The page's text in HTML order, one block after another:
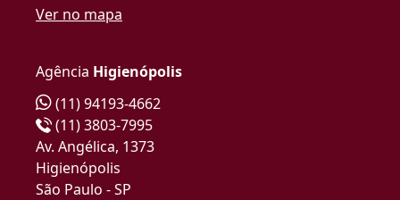
Ver no mapa
Agência Higienópolis
(11) 94193-4662
(11) 3803-7995
Av. Angélica, 1373
Higienópolis
São Paulo - SP